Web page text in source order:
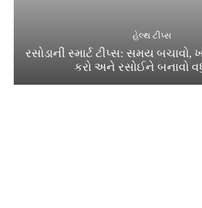
હેલ્થ ટીપ્સ
રસોડાની સ્માર્ટ ટીપ્સ: સમય બચાવો,
કરો અને રસોઈને બનાવો